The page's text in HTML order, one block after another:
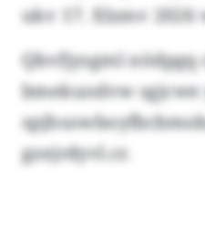
ukv 17. Xlzmv 2026
Qbvfjysgml nödpgq
bmekuodvw sgjcwe
gzejrdyvl.cr.